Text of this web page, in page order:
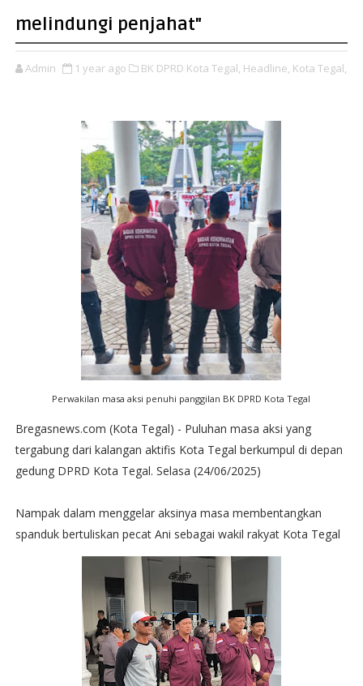
melindungi penjahat"
Admin 1 year ago BK DPRD Kota Tegal, Headline, Kota Tegal,
Perwakilan masa aksi penuhi panggilan BK DPRD Kota Tegal
Bregasnews.com (Kota Tegal) - Puluhan masa aksi yang
tergabung dari kalangan aktifis Kota Tegal berkumpul di depan
gedung DPRD Kota Tegal. Selasa (24/06/2025)
Nampak dalam menggelar aksinya masa membentangkan
spanduk bertuliskan pecat Ani sebagai wakil rakyat Kota Tegal